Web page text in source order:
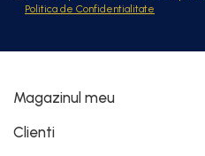
Politica de Confidentialitate
Magazinul meu
Clienti